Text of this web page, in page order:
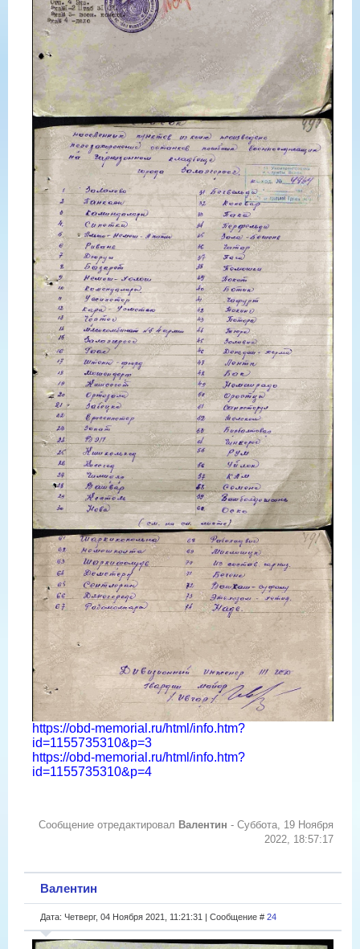
https://obd-memorial.ru/html/info.htm?
id=1155735310&p=3
https://obd-memorial.ru/html/info.htm?
id=1155735310&p=4
Сообщение отредактировал Валентин - Суббота, 19 Ноября
2022, 18:57:17
Валентин
Дата: Четверг, 04 Ноября 2021, 11:21:31 | Сообщение # 24